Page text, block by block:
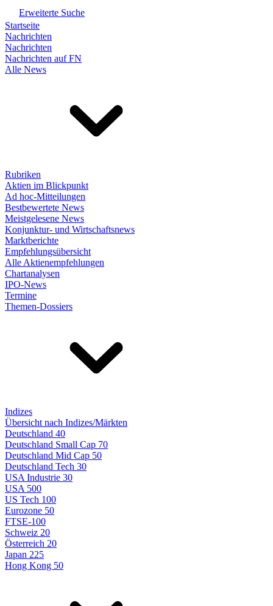
Erweiterte Suche
Startseite
Nachrichten
Nachrichten
Nachrichten auf FN
Alle News
Rubriken
Aktien im Blickpunkt
Ad hoc-Mitteilungen
Bestbewertete News
Meistgelesene News
Konjunktur- und Wirtschaftsnews
Marktberichte
Empfehlungsübersicht
Alle Aktienempfehlungen
Chartanalysen
IPO-News
Termine
Themen-Dossiers
Indizes
Übersicht nach Indizes/Märkten
Deutschland 40
Deutschland Small Cap 70
Deutschland Mid Cap 50
Deutschland Tech 30
USA Industrie 30
USA 500
US Tech 100
Eurozone 50
FTSE-100
Schweiz 20
Österreich 20
Japan 225
Hong Kong 50